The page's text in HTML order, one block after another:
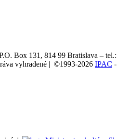
Box 131, 814 99 Bratislava – tel.:
vyhradené | ©1993-2026 IPAC -